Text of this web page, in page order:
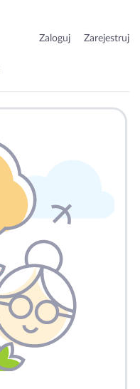
Zaloguj Zarejestruj